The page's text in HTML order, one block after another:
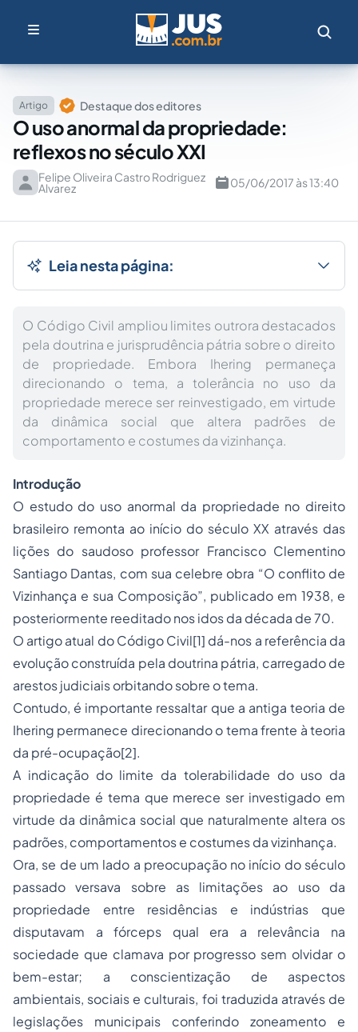
Artigo Destaque dos editores
O uso anormal da propriedade:
reflexos no século XXI
Felipe Oliveira Castro Rodriguez
Alvarez 05/06/2017 às 13:40
Leia nesta página:
O Código Civil ampliou limites outrora destacados
pela doutrina e jurisprudência pátria sobre o direito
de propriedade. Embora Ihering permaneça
direcionando o tema, a tolerância no uso da
propriedade merece ser reinvestigado, em virtude
da dinâmica social que altera padrões de
comportamento e costumes da vizinhança.
Introdução
O estudo do uso anormal da propriedade no direito
brasileiro remonta ao início do século XX através das
lições do saudoso professor Francisco Clementino
Santiago Dantas, com sua celebre obra “O conflito de
Vizinhança e sua Composição”, publicado em 1938, e
posteriormente reeditado nos idos da década de 70.
O artigo atual do Código Civil[1] dá-nos a referência da
evolução construída pela doutrina pátria, carregado de
arestos judiciais orbitando sobre o tema.
Contudo, é importante ressaltar que a antiga teoria de
Ihering permanece direcionando o tema frente à teoria
da pré-ocupação[2].
A indicação do limite da tolerabilidade do uso da
propriedade é tema que merece ser investigado em
virtude da dinâmica social que naturalmente altera os
padrões, comportamentos e costumes da vizinhança.
Ora, se de um lado a preocupação no início do século
passado versava sobre as limitações ao uso da
propriedade entre residências e indústrias que
disputavam a fórceps qual era a relevância na
sociedade que clamava por progresso sem olvidar o
bem-estar; a conscientização de aspectos
ambientais, sociais e culturais, foi traduzida através de
legislações municipais conferindo zoneamento e